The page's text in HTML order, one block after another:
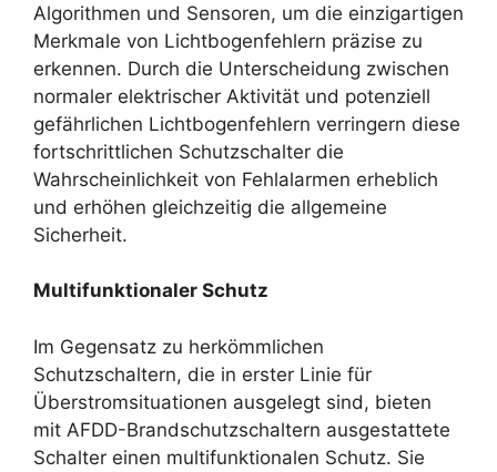
Algorithmen und Sensoren, um die einzigartigen
Merkmale von Lichtbogenfehlern präzise zu
erkennen. Durch die Unterscheidung zwischen
normaler elektrischer Aktivität und potenziell
gefährlichen Lichtbogenfehlern verringern diese
fortschrittlichen Schutzschalter die
Wahrscheinlichkeit von Fehlalarmen erheblich
und erhöhen gleichzeitig die allgemeine
Sicherheit.
Multifunktionaler Schutz
Im Gegensatz zu herkömmlichen
Schutzschaltern, die in erster Linie für
Überstromsituationen ausgelegt sind, bieten
mit AFDD-Brandschutzschaltern ausgestattete
Schalter einen multifunktionalen Schutz. Sie